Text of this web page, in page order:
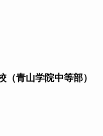
青山学院中等部）